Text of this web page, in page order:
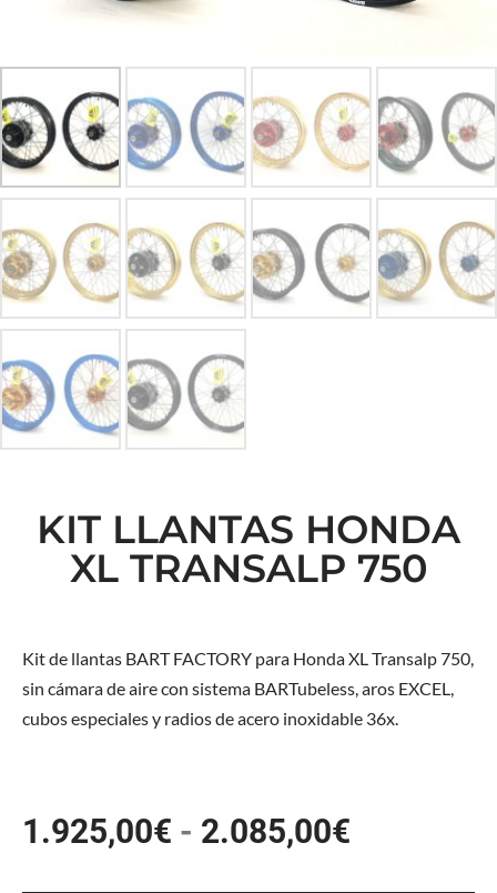
KIT LLANTAS HONDA
XL TRANSALP 750
Kit de llantas BART FACTORY para Honda XL Transalp 750,
sin cámara de aire con sistema BARTubeless, aros EXCEL,
cubos especiales y radios de acero inoxidable 36x.
1.925,00€ - 2.085,00€